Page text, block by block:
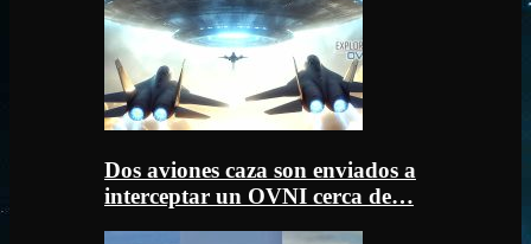
Dos aviones caza son enviados a
interceptar un OVNI cerca de…